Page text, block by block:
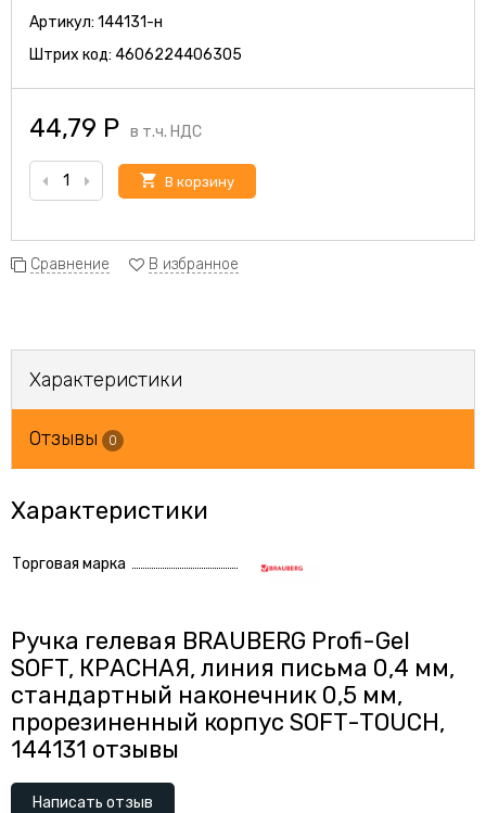
Артикул: 144131-н
Штрих код: 4606224406305
44,79 Р в т.ч. НДС
В корзину
Сравнение В избранное
Характеристики
Отзывы 0
Характеристики
Торговая марка
Ручка гелевая BRAUBERG Profi-Gel
SOFT, КРАСНАЯ, линия письма 0,4 мм,
стандартный наконечник 0,5 мм,
прорезиненный корпус SOFT-TOUCH,
144131 отзывы
Написать отзыв